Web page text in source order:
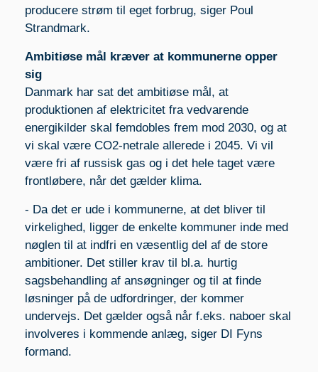
producere strøm til eget forbrug, siger Poul
Strandmark.
Ambitiøse mål kræver at kommunerne opper
sig
Danmark har sat det ambitiøse mål, at
produktionen af elektricitet fra vedvarende
energikilder skal femdobles frem mod 2030, og at
vi skal være CO2-netrale allerede i 2045. Vi vil
være fri af russisk gas og i det hele taget være
frontløbere, når det gælder klima.
- Da det er ude i kommunerne, at det bliver til
virkelighed, ligger de enkelte kommuner inde med
nøglen til at indfri en væsentlig del af de store
ambitioner. Det stiller krav til bl.a. hurtig
sagsbehandling af ansøgninger og til at finde
løsninger på de udfordringer, der kommer
undervejs. Det gælder også når f.eks. naboer skal
involveres i kommende anlæg, siger DI Fyns
formand.